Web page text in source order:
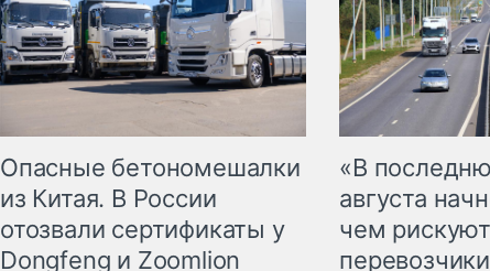
Опасные бетономешалки
из Китая. В России
отозвали сертификаты у
Dongfeng и Zoomlion
«В
августа
чем рискуют